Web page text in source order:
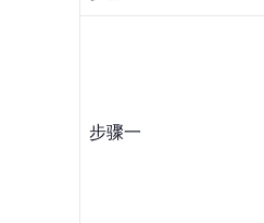
步骤一